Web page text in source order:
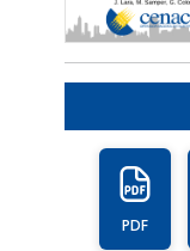
PDF